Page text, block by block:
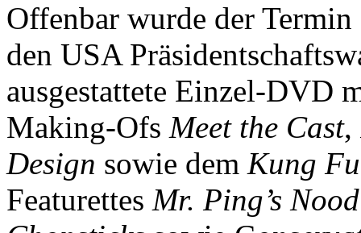
Offenbar wurde der
den USA
ausgestattete Einzel-DVD
Making-Ofs Meet the Cast,
Design sowie dem Kung
Featurettes Mr. Ping’s